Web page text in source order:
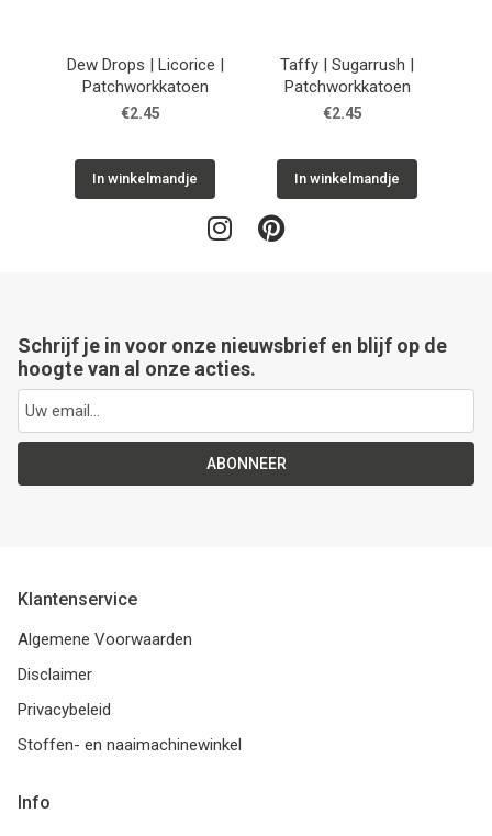
Dew Drops | Licorice |
Patchworkkatoen
€2.45
In winkelmandje
Taffy | Sugarrush |
Patchworkkatoen
€2.45
In winkelmandje
Schrijf je in voor onze nieuwsbrief en blijf op de
hoogte van al onze acties.
ABONNEER
Klantenservice
Algemene Voorwaarden
Disclaimer
Privacybeleid
Stoffen- en naaimachinewinkel
Info